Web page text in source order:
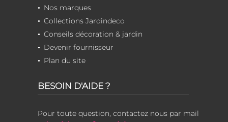
Nos marques
Collections Jardindeco
Conseils décoration & jardin
Devenir fournisseur
Plan du site
BESOIN D'AIDE ?
Pour toute question, contactez nous par mail